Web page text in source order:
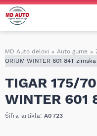
MD Auto delovi » Auto gume »
ORIUM WINTER 601 84T
TIGAR 175/
WINTER 601
Šifra artikla:A0723